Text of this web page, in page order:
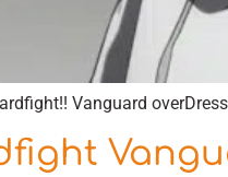
Vanguard